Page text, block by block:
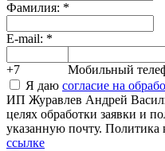
Фамилия: *
E-mail: *
+7 Мобильный
Я даю согласие на
ИП Журавлев Андрей
целях обработки заявки и
указанную почту.
ссылке